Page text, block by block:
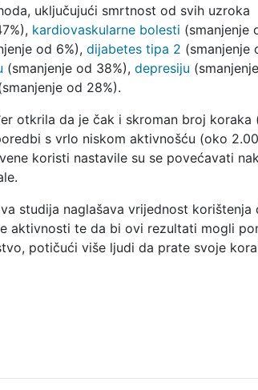
uključujući smrtnost od svih uzroka
kardiovaskularne bolesti (smanjenje
od 6%), dijabetes tipa 2 (smanjenje
(smanjenje od 38%), depresiju
od 28%).
otkrila da je čak i skroman broj
s vrlo niskom aktivnošću (oko
koristi nastavile su se povećavati
studija naglašava vrijednost
aktivnosti te da bi ovi rezultati mogli
potičući više ljudi da prate svoje